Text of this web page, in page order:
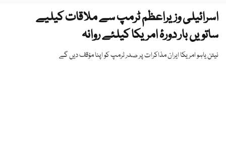
اسرائیلی وزیراعظم ٹرمپ سے ملاقات کیلیے
ساتویں بار دورۂ امریکا کیلئے روانہ
نیتن یاہو امریکا ایران مذاکرات پر صدر ٹرمپ کو اپنا مؤقف دیں گے